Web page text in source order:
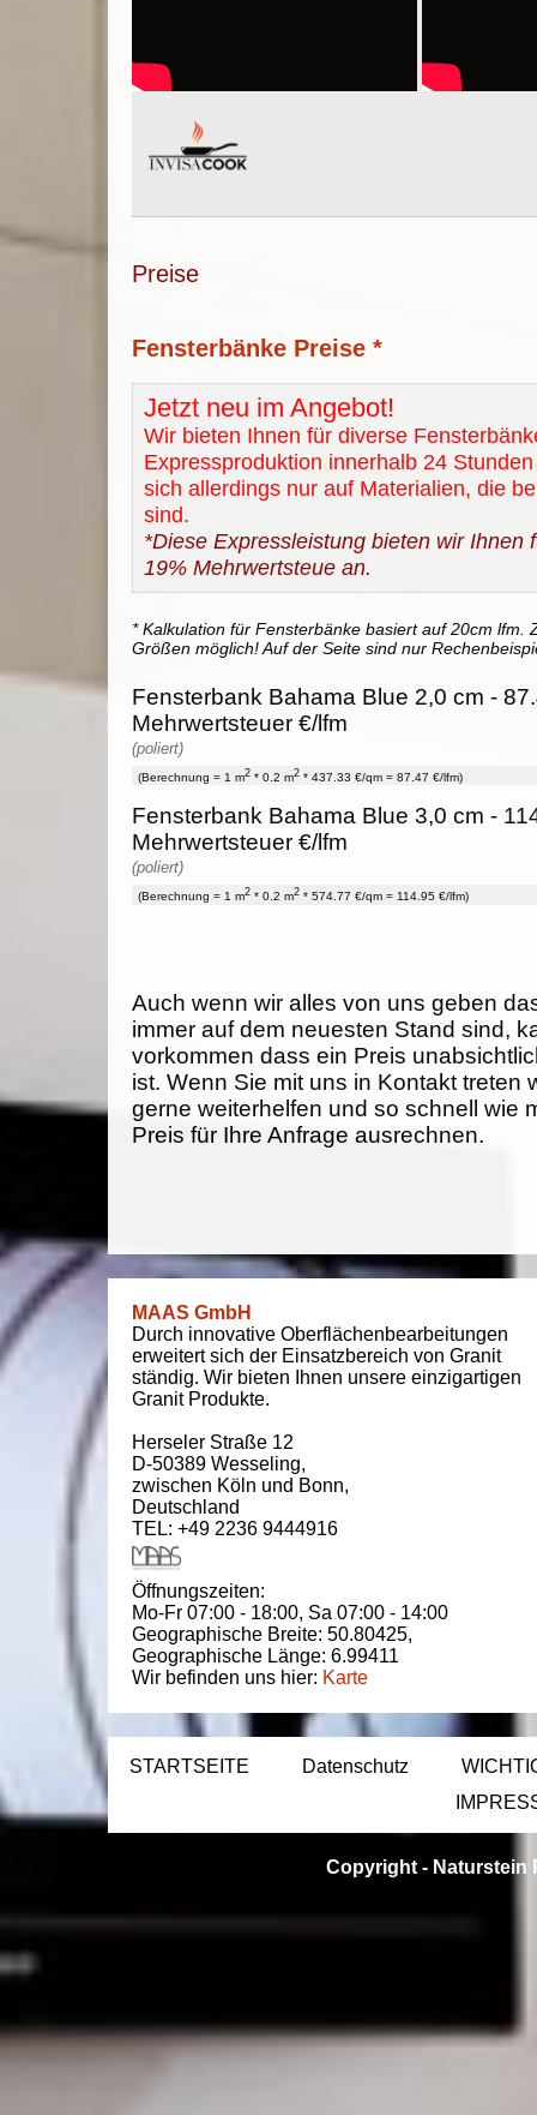
Preise
Fensterbänke Preise *
Jetzt neu im Angebot!
Wir bieten Ihnen für diverse
Expressproduktion innerhalb 24
sich allerdings nur auf Materialien, die
sind.
*Diese Expressleistung bieten wir Ihnen
19% Mehrwertsteue an.
* Kalkulation für Fensterbänke basiert auf 20cm lfm.
Größen möglich! Auf der Seite sind nur
Fensterbank Bahama Blue 2,0 cm -
Mehrwertsteuer €/lfm
(poliert)
(Berechnung = 1 m2 * 0.2 m2 * 437.33 €/qm = 87.47 €/lfm)
Fensterbank Bahama Blue 3,0 cm -
Mehrwertsteuer €/lfm
(poliert)
(Berechnung = 1 m2 * 0.2 m2 * 574.77 €/qm = 114.95 €/lfm)
Auch wenn wir alles von uns geben
immer auf dem neuesten Stand sind,
vorkommen dass ein Preis
ist. Wenn Sie mit uns in Kontakt treten
gerne weiterhelfen und so schnell wie
Preis für Ihre Anfrage ausrechnen.
MAAS GmbH
Durch innovative Oberflächenbearbeitungen
erweitert sich der Einsatzbereich von Granit
ständig. Wir bieten Ihnen unsere einzigartigen
Granit Produkte.
Herseler Straße 12
D-50389 Wesseling,
zwischen Köln und Bonn,
Deutschland
TEL: +49 2236 9444916
Öffnungszeiten:
Mo-Fr 07:00 - 18:00, Sa 07:00 - 14:00
Geographische Breite: 50.80425,
Geographische Länge: 6.99411
Wir befinden uns hier: Karte
STARTSEITE Datenschutz
Copyright - Naturstein